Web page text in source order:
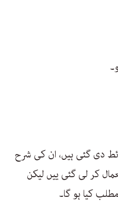
دی گئی ہیں، ان کی شرح
کر لی گئی ییں لیکن
کیا ہو گا۔